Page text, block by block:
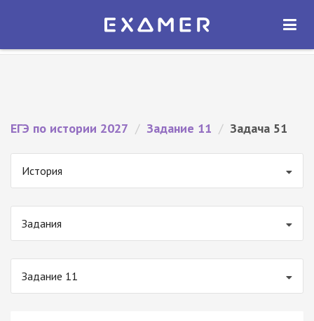
Экзамер — ЕГЭ 2027
ОТКРЫТЬ
ЕГЭ по истории 2027 / Задание 11 / Задача 51
История
Задания
Задание 11